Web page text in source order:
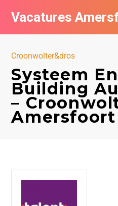
Vacatures
Croonwolter&dros
Systeem
Building
–
Amersfoort
Vacatures per bedrijf
Nieuwsbrief feed